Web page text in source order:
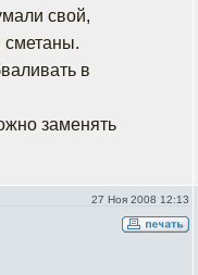
свой,
сметаны.
в
заменять
27 Ноя 2008 12:13